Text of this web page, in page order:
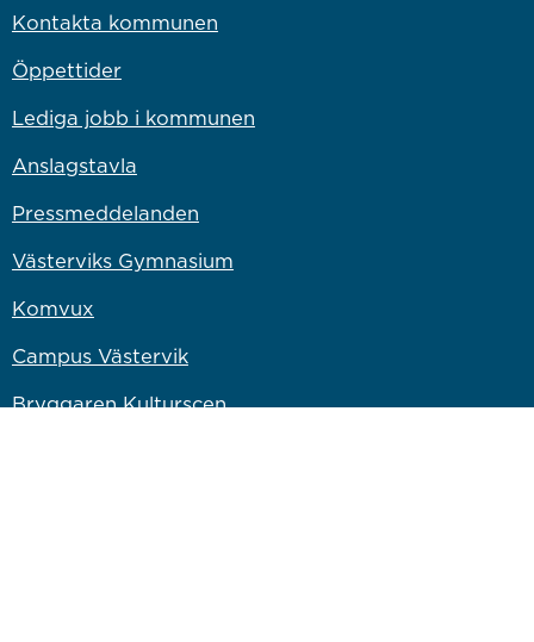
Kontakta kommunen
Öppettider
Lediga jobb i kommunen
Anslagstavla
Pressmeddelanden
Västerviks Gymnasium
Komvux
Campus Västervik
Bryggaren Kulturscen